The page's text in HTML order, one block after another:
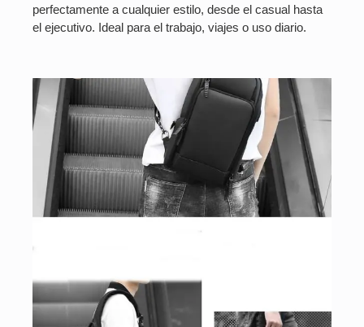
perfectamente a cualquier estilo, desde el casual hasta
el ejecutivo. Ideal para el trabajo, viajes o uso diario.